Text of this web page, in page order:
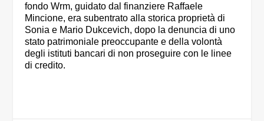
fondo Wrm, guidato dal finanziere Raffaele
Mincione, era subentrato alla storica proprietà di
Sonia e Mario Dukcevich, dopo la denuncia di uno
stato patrimoniale preoccupante e della volontà
degli istituti bancari di non proseguire con le linee
di credito.